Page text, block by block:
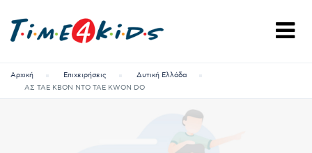
Αρχική Επιχειρήσεις
Δυτική Ελλάδα
ΑΣ ΤΑΕ ΚΒΟΝ ΝΤΟ TAE KWON DO